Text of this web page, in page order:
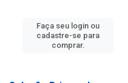
Faça seu login ou
cadastre-se para
comprar.